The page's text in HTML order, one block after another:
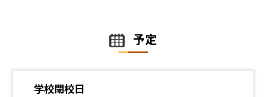
予定
学校閉校日